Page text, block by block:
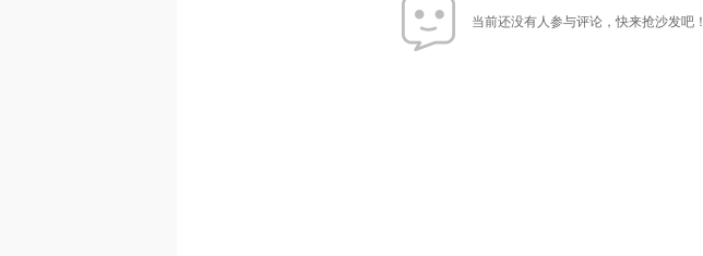
当前还没有人参与评论，快来抢沙发吧！